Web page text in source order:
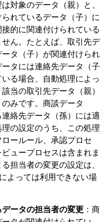
対象のデータ（親）と、
れているデータ（子）に
的に関連付けられている
ん。たとえば、取引先デ
タ（子）が関連付けられ
タには連絡先データ（子
る場合、自動処理によっ
当の取引先データ（親）
みです。商談データ
連絡先データ（孫）には適
の設定のうち、この処理
ールール、承認プロセ
ュープロセスは含まれま
担当者の変更の設定は、
よっては利用できない場
ータの担当者の変更 ：商